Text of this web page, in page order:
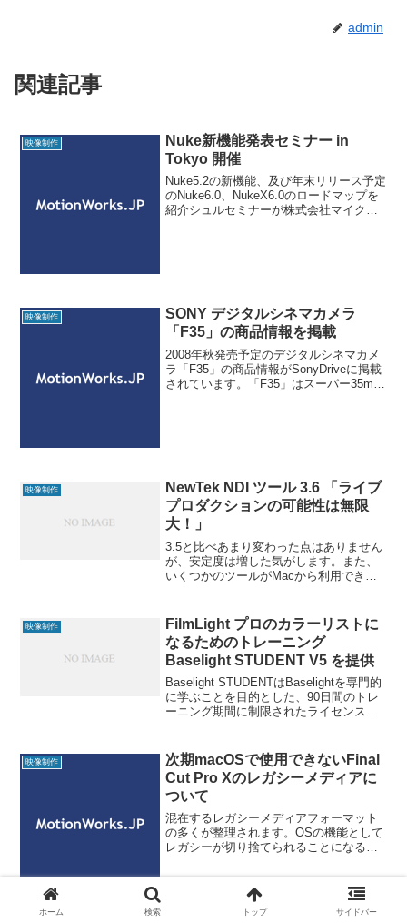
admin
関連記事
映像制作
Nuke新機能発表セミナー in
Tokyo 開催
Nuke5.2の新機能、及び年末リリース予定
のNuke6.0、NukeX6.0のロードマップを
紹介シュルセミナーが株式会社マイクロ
映像制作
SONY デジタルシネマカメラ
「F35」の商品情報を掲載
2008年秋発売予定のデジタルシネマカメ
ラ「F35」の商品情報がSonyDriveに掲載
されています。「F35」はスーパー35mm
映像制作
NewTek NDI ツール 3.6 「ライブ
プロダクションの可能性は無限
大！」
3.5と比べあまり変わった点はありません
が、安定度は増した気がします。また、
いくつかのツールがMacから利用できる
ットワークデバイスインターフェイス)
は、Ne
映像制作
FilmLight プロのカラーリストに
なるためのトレーニング
Baselight STUDENT V5 を提供
Baselight STUDENTはBaselightを専門的
に学ぶことを目的とした、90日間のトレ
ーニング期間に制限されたライセンスで
Baselightに移行するため
映像制作
次期macOSで使用できないFinal
Cut Pro Xのレガシーメディアに
ついて
混在するレガシーメディアフォーマット
の多くが整理されます。OSの機能として
レガシーが切り捨てられることになるた
れがレガシーメディアかを把握すること
が重要です。 macOS Mojave以降にリリ
ホーム 検索 トップ サイドバー